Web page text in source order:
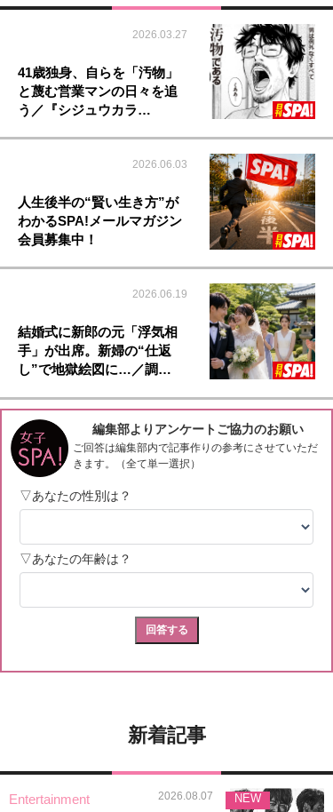
2026.03.27
41歳独身、自らを「汚物」
と蔑む営業マンの日々を追
う／『シジュウカラ…
2026.06.03
人生後半の“賢い生き方”が
わかるSPA!メールマガジン
会員募集中！
2026.06.19
結婚式に新郎の元「浮気相
手」が出席。新婦の“仕返
し”で地獄絵図に…／調…
新着記事
Entertainment 2026.08.07 NEW